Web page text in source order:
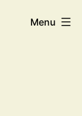
Menu